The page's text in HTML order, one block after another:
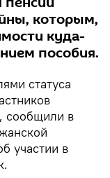
которым,
куда-
пособия.
статуса
сообщили в
участии в